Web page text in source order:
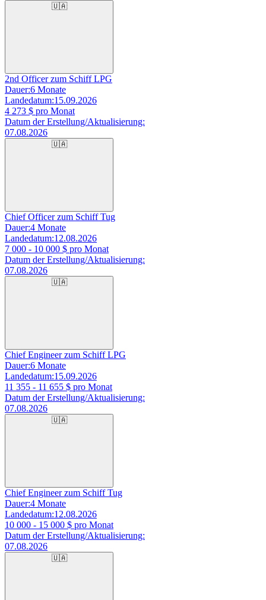
🇺🇦
2nd Officer zum Schiff LPG
Dauer:6 Monate
Landedatum:15.09.2026
4 273 $ pro Monat
Datum der Erstellung/Aktualisierung:
07.08.2026
🇺🇦
Chief Officer zum Schiff Tug
Dauer:4 Monate
Landedatum:12.08.2026
7 000 - 10 000 $ pro Monat
Datum der Erstellung/Aktualisierung:
07.08.2026
🇺🇦
Chief Engineer zum Schiff LPG
Dauer:6 Monate
Landedatum:15.09.2026
11 355 - 11 655 $ pro Monat
Datum der Erstellung/Aktualisierung:
07.08.2026
🇺🇦
Chief Engineer zum Schiff Tug
Dauer:4 Monate
Landedatum:12.08.2026
10 000 - 15 000 $ pro Monat
Datum der Erstellung/Aktualisierung:
07.08.2026
🇺🇦